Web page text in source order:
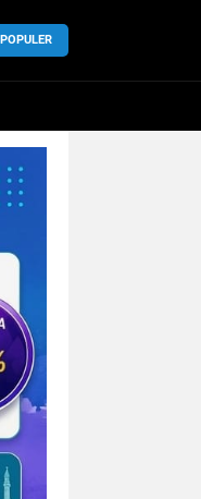
POPULER